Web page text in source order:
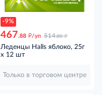
-9%
467.88 д/уп 514.80 д
Леденцы Halls яблоко, 25г
x 12 шт
Только в торговом центре